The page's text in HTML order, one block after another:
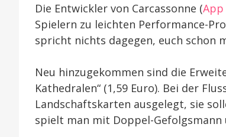
Die Entwickler von Carcassonne (
Spielern zu leichten Performance-
spricht nichts dagegen, euch schon
Neu hinzugekommen sind die
Kathedralen“ (1,59 Euro). Bei der
Landschaftskarten ausgelegt, sie
spielt man mit Doppel-